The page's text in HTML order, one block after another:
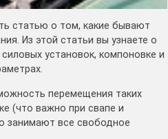
статью о том, какие бывают
Из этой статьи вы узнаете о
установок, компоновке и
перемещения таких
(что важно при свапе и
занимают все свободное